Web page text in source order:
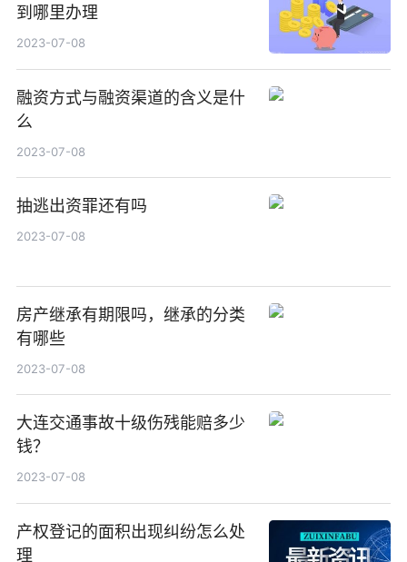
到哪里办理
2023-07-08
融资方式与融资渠道的含义是什
么
2023-07-08
抽逃出资罪还有吗
2023-07-08
房产继承有期限吗，继承的分类
有哪些
2023-07-08
大连交通事故十级伤残能赔多少
钱？
2023-07-08
产权登记的面积出现纠纷怎么处
理